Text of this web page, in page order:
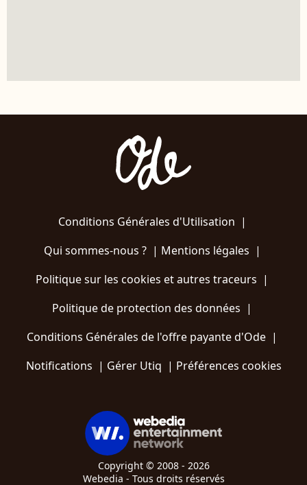
Conditions Générales d'Utilisation |
Qui sommes-nous ?| Mentions légales |
Politique sur les cookies et autres traceurs |
Politique de protection des données |
Conditions Générales de l'offre payante d'Ode |
Notifications | Gérer Utiq | Préférences cookies
Copyright © 2008 - 2026
Webedia - Tous droits réservés